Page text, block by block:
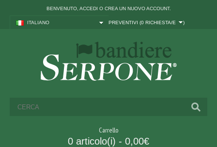
BENVENUTO, ACCEDI O CREA UN NUOVO ACCOUNT.
ITALIANO PREVENTIVI (0 RICHIESTA/E )
Carrello
0 articolo(i) - 0,00€